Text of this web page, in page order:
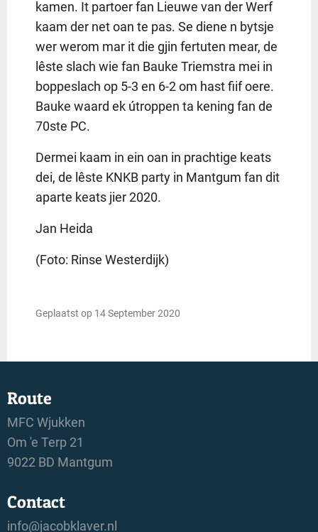
kamen. It partoer fan Lieuwe van der Werf
kaam der net oan te pas. Se diene n bytsje
wer werom mar it die gjin fertuten mear, de
lêste slach wie fan Bauke Triemstra mei in
boppeslach op 5-3 en 6-2 om hast fiif oere.
Bauke waard ek útroppen ta kening fan de
70ste PC.
Dermei kaam in ein oan in prachtige keats
dei, de lêste KNKB party in Mantgum fan dit
aparte keats jier 2020.
Jan Heida
(Foto: Rinse Westerdijk)
Geplaatst op 14 September 2020
Route
MFC Wjukken
Om 'e Terp 21
9022 BD Mantgum
Contact
info@jacobklaver.nl